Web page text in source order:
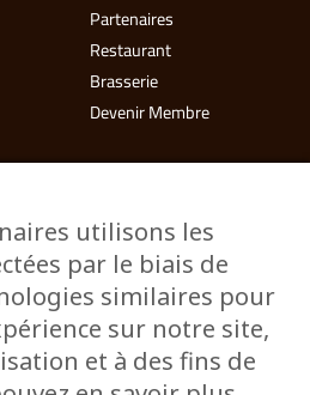
Partenaires
Restaurant
Brasserie
Devenir Membre
utilisons les
par le biais de
similaires pour
sur notre site,
et à des fins de